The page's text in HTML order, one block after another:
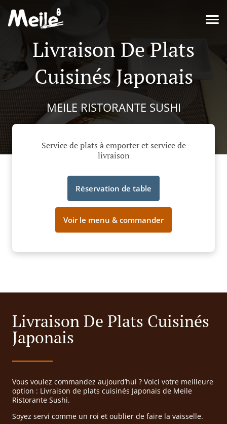
Livraison De Plats
Cuisinés Japonais
MEILE RISTORANTE SUSHI
Service de plats à emporter et service de
livraison
Réservation de table
Voir le menu & commander
Livraison De Plats Cuisinés
Japonais
Vous voulez commandez aujourd’hui ? Voici votre meilleure
option : Livraison de plats cuisinés Japonais de Meile
Ristorante Sushi.
Soyez servi comme un roi et oublier de faire la vaisselle.